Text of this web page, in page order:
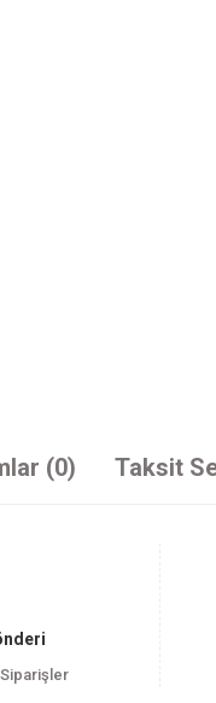
(0) Taksit
ederiz.
bulunuyor.
Siparişler